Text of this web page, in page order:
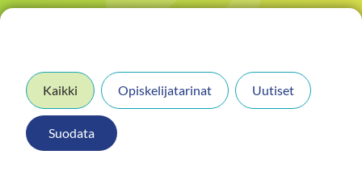
Kaikki Opiskelijatarinat Uutiset
Suodata